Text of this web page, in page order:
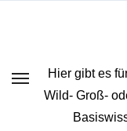
Hier gibt es
Wild- Groß-